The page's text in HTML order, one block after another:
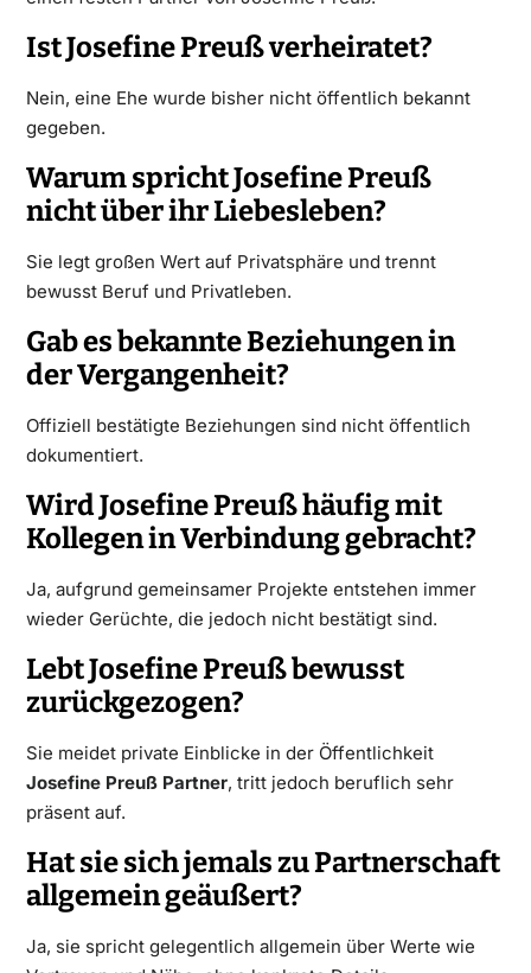
Ist Josefine Preuß verheiratet?
Nein, eine Ehe wurde bisher nicht öffentlich bekannt
gegeben.
Warum spricht Josefine Preuß
nicht über ihr Liebesleben?
Sie legt großen Wert auf Privatsphäre und trennt
bewusst Beruf und Privatleben.
Gab es bekannte Beziehungen in
der Vergangenheit?
Offiziell bestätigte Beziehungen sind nicht öffentlich
dokumentiert.
Wird Josefine Preuß häufig mit
Kollegen in Verbindung gebracht?
Ja, aufgrund gemeinsamer Projekte entstehen immer
wieder Gerüchte, die jedoch nicht bestätigt sind.
Lebt Josefine Preuß bewusst
zurückgezogen?
Sie meidet private Einblicke in der Öffentlichkeit
Josefine Preuß Partner, tritt jedoch beruflich sehr
präsent auf.
Hat sie sich jemals zu Partnerschaft
allgemein geäußert?
Ja, sie spricht gelegentlich allgemein über Werte wie